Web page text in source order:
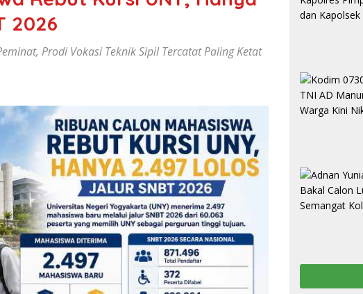
2026
Prodi Vokasi Teknik Sipil Tercatat Paling Ketat